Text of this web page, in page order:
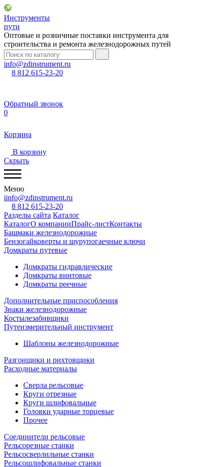
Инструменты
пути
Оптовые и розничные поставки инструмента для
строительства и ремонта железнодорожных путей
info@zdinstrument.ru
8 812 615-23-20
Обратный звонок
0
Корзина
В корзину
Скрыть
Меню
iinfo@zdinstrument.ru
8 812 615-23-20
Разделы сайта Каталог
КаталогО компанииПрайс-листКонтакты
Башмаки железнодорожные
Бензогайковерты и шурупогаечные ключи
Домкраты путевые
Домкраты гидравлические
Домкраты винтовые
Домкраты реечные
Дополнительные приспособления
Знаки железнодорожные
Костылезабивщики
Путеизмерительный инструмент
Шаблоны железнодорожные
Разгонщики и рихтовщики
Расходные материалы
Сверла рельсовые
Круги отрезные
Круги шлифовальные
Головки ударные торцевые
Прочее
Соединители рельсовые
Рельсорезные станки
Рельсосверлильные станки
Рельсошлифовальные станки